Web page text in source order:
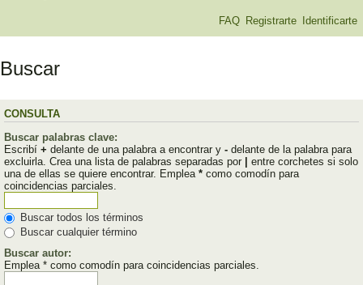
FAQ Registrarte Identificarte
Buscar
CONSULTA
Buscar palabras clave:
Escribí + delante de una palabra a encontrar y - delante de la palabra para
excluirla. Crea una lista de palabras separadas por | entre corchetes si solo
una de ellas se quiere encontrar. Emplea * como comodín para
coincidencias parciales.
Buscar todos los términos
Buscar cualquier término
Buscar autor:
Emplea * como comodín para coincidencias parciales.